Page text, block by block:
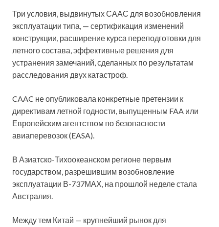
Три условия, выдвинутых СААС для возобновления
эксплуатации типа, — сертификация изменений
конструкции, расширение курса переподготовки для
летного состава, эффективные решения для
устранения замечаний, сделанных по результатам
расследования двух катастроф.
CAAC не опубликовала конкретные претензии к
директивам летной годности, выпущенным FAA или
Европейским агентством по безопасности
авиаперевозок (EASA).
В Азиатско-Тихоокеанском регионе первым
государством, разрешившим возобновление
эксплуатации В-737МАХ, на прошлой неделе стала
Австралия.
Между тем Китай — крупнейший рынок для